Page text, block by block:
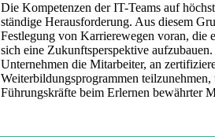
Die Kompetenzen der IT-Teams auf
ständige Herausforderung. Aus diesem
Festlegung von Karrierewegen voran, die
sich eine Zukunftsperspektive
Unternehmen die Mitarbeiter, an
Weiterbildungsprogrammen teilzunehmen,
Führungskräfte beim Erlernen bewährter